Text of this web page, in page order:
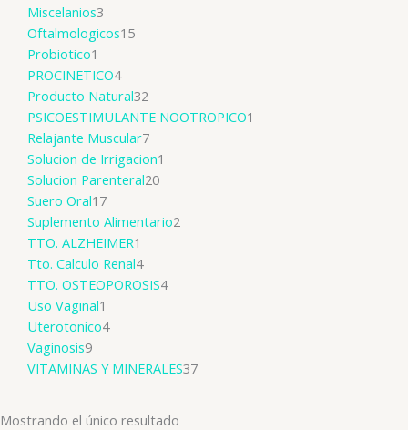
Miscelanios3
Oftalmologicos15
Probiotico1
PROCINETICO4
Producto Natural32
PSICOESTIMULANTE NOOTROPICO1
Relajante Muscular7
Solucion de Irrigacion1
Solucion Parenteral20
Suero Oral17
Suplemento Alimentario2
TTO. ALZHEIMER1
Tto. Calculo Renal4
TTO. OSTEOPOROSIS4
Uso Vaginal1
Uterotonico4
Vaginosis9
VITAMINAS Y MINERALES37
Mostrando el único resultado